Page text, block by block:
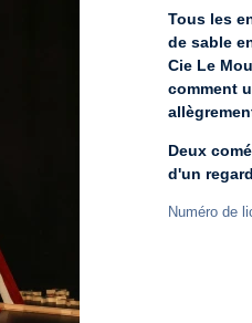
Tous les
de sable
Cie Le
comment
Deux
d'un
Numéro de